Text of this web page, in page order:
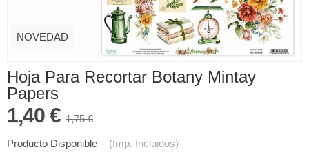
NOVEDAD
Hoja Para Recortar Botany Mintay
Papers
1,40 € 1,75 €
Producto Disponible - (Imp. Incluidos)